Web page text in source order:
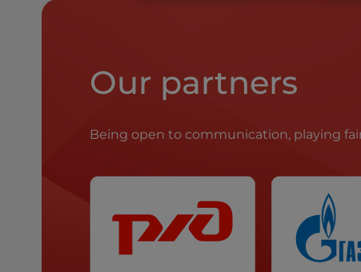
Our partners
Being open to communication, playing